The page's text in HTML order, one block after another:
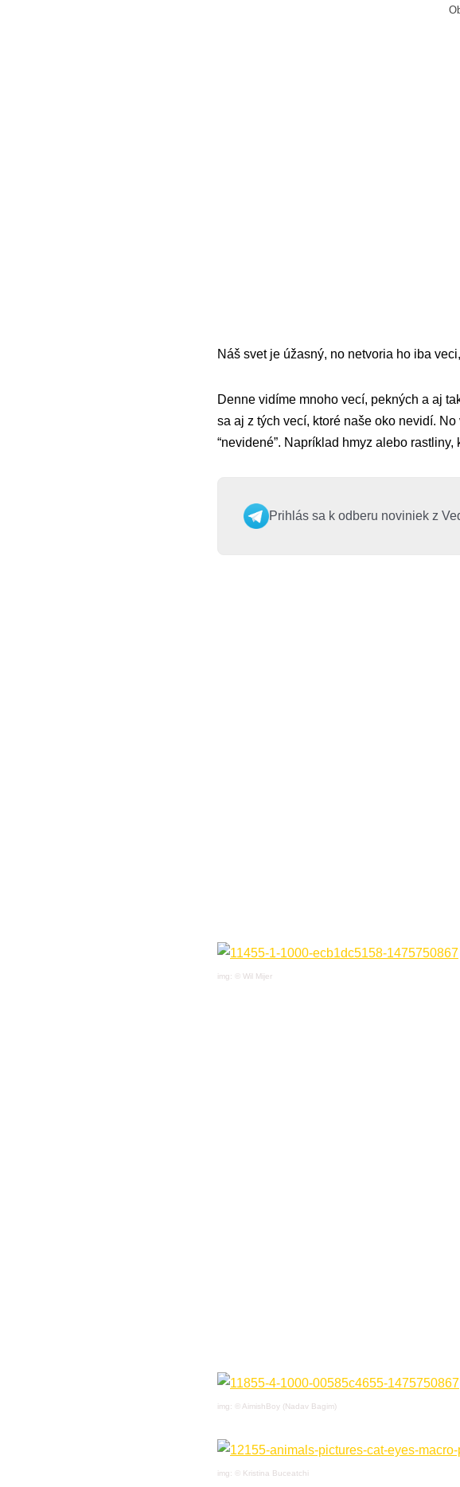
Náš svet je úžasný, no netvoria ho iba
Denne vidíme mnoho vecí, pekných a aj
sa aj z tých vecí, ktoré naše oko nevidí.
“nevidené”. Napríklad hmyz alebo
Prihlás sa k odberu noviniek z
img: © Wil Mijer
img: © AimishBoy (Nadav Bagim)
img: © Kristina Buceatchi